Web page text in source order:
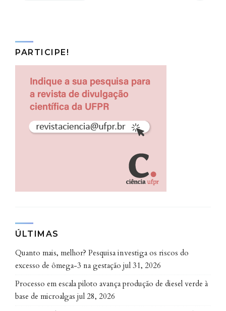
PARTICIPE!
ÚLTIMAS
Quanto mais, melhor? Pesquisa investiga os riscos do
excesso de ômega-3 na gestação jul 31, 2026
Processo em escala piloto avança produção de diesel verde à
base de microalgas jul 28, 2026